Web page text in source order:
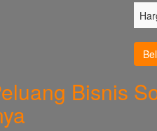
Bisnis